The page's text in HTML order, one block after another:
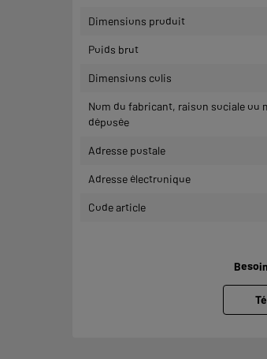
Dimensions produit
Poids brut
Dimensions colis
Nom du fabricant, raison sociale ou
déposée
Adresse postale
Adresse électronique
Code article